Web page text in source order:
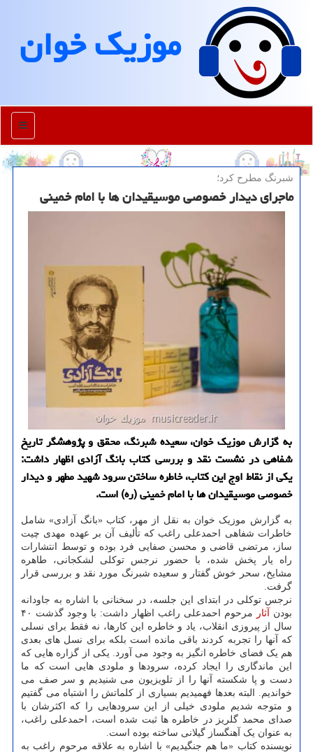
موزیك خوان
منو
شبرنگ مطرح كرد؛
ماجرای دیدار خصوصی موسیقیدان ها با امام خمینی
به گزارش موزیک خوان، سعیده شبرنگ، محقق و پژوهشگر تاریخ
شفاهی در نشست نقد و بررسی کتاب بانگ آزادی اظهار داشت:
یکی از نقاط اوج این کتاب، خاطره ساختن سرود شهید مطهر و دیدار
خصوصی موسیقیدان ها با امام خمینی (ره) است.
به گزارش موزیک خوان به نقل از مهر، کتاب «بانگ آزادی» شامل
خاطرات شفاهی احمدعلی راغب که تألیف آن بر عهده مهدی چیت
ساز، مرتضی قاضی و محسن صفایی فرد بوده و توسط انتشارات
راه یار پخش شده، با حضور نرجس توکلی لشکجانی، طاهره
مشایخ، سحر خوش گفتار و سعیده شبرنگ مورد نقد و بررسی قرار
گرفت.
نرجس توکلی در ابتدای این جلسه، در سخنانی با اشاره به جاودانه
بودن
آثار
مرحوم احمدعلی راغب اظهار داشت: با وجود گذشت ۴۰
سال از پیروزی انقلاب، یاد و خاطره این کارها، نه فقط برای نسلی
که آنها را تجربه کردند باقی مانده است بلکه برای نسل های بعدی
هم یک فضای خاطره انگیز به وجود می آورد. یکی از گزاره هایی که
این ماندگاری را ایجاد کرده، سرودها و ملودی هایی است که ما
دست و پا شکسته آنها را از تلویزیون می شنیدیم و سر صف می
خواندیم. البته بعدها فهمیدیم بسیاری از کلماتش را اشتباه می گفتیم
و متوجه شدیم ملودی خیلی از این سرودهایی را که اکثرشان با
صدای محمد گلریز در خاطره ها ثبت شده است، احمدعلی راغب،
به عنوان یک آهنگساز گیلانی ساخته بوده است.
نویسنده کتاب «ما هم جنگیدیم» با اشاره به علاقه مرحوم راغب به